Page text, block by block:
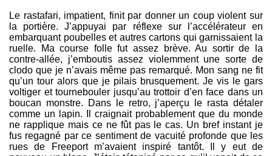
Le rastafari, impatient, finit par donner un coup violent sur
la portière. J’appuyai par réflexe sur l’accélérateur en
embarquant poubelles et autres cartons qui garnissaient la
ruelle. Ma course folle fut assez brève. Au sortir de la
contre-allée, j’emboutis assez violemment une sorte de
clodo que je n’avais même pas remarqué. Mon sang ne fit
qu’un tour alors que je pilais brusquement. Je vis le gars
voltiger et tournebouler jusqu’au trottoir d’en face dans un
boucan monstre. Dans le retro, j’aperçu le rasta détaler
comme un lapin. Il craignait probablement que du monde
ne rapplique mais ce ne fût pas le cas. Un bref instant je
fus regagné par ce sentiment de vacuité profonde que les
rues de Freeport m’avaient inspiré tantôt. Il y eut de